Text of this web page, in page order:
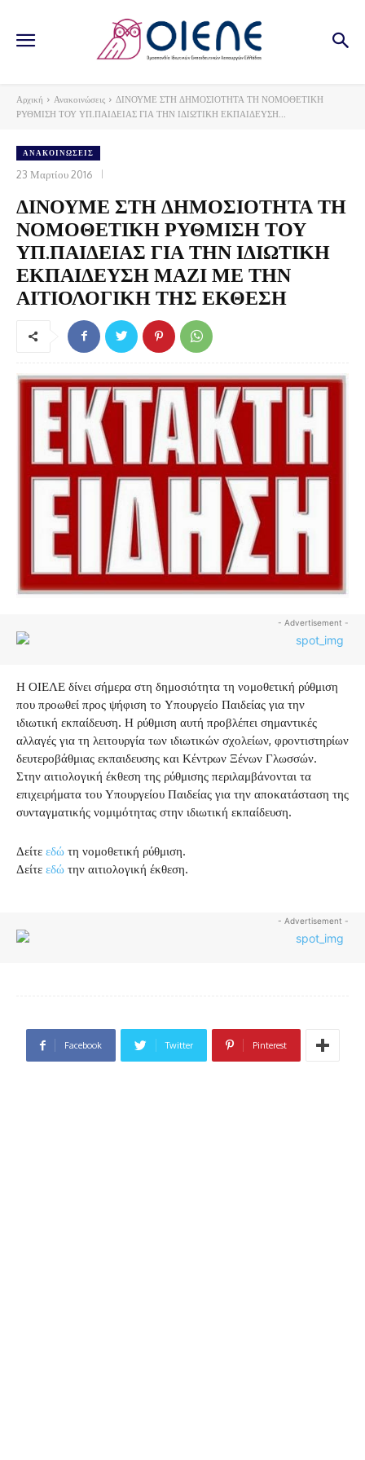
Αρχική Ανακοινώσεις
ΔΙΝΟΥΜΕ ΣΤΗ ΔΗΜΟΣΙΟΤΗΤΑ ΤΗ ΝΟΜΟΘΕΤΙΚΗ
ΡΥΘΜΙΣΗ ΤΟΥ ΥΠ.ΠΑΙΔΕΙΑΣ ΓΙΑ ΤΗΝ ΙΔΙΩΤΙΚΗ ΕΚΠΑΙΔΕΥΣΗ...
ΑΝΑΚΟΙΝΏΣΕΙΣ
23 Μαρτίου 2016
ΔΙΝΟΥΜΕ ΣΤΗ ΔΗΜΟΣΙΟΤΗΤΑ ΤΗ
ΝΟΜΟΘΕΤΙΚΗ ΡΥΘΜΙΣΗ ΤΟΥ
ΥΠ.ΠΑΙΔΕΙΑΣ ΓΙΑ ΤΗΝ ΙΔΙΩΤΙΚΗ
ΕΚΠΑΙΔΕΥΣΗ ΜΑΖΙ ΜΕ ΤΗΝ
ΑΙΤΙΟΛΟΓΙΚΗ ΤΗΣ ΕΚΘΕΣΗ
- Advertisement -
Η ΟΙΕΛΕ δίνει σήμερα στη δημοσιότητα τη νομοθετική ρύθμιση
που προωθεί προς ψήφιση το Υπουργείο Παιδείας για την
ιδιωτική εκπαίδευση. Η ρύθμιση αυτή προβλέπει σημαντικές
αλλαγές για τη λειτουργία των ιδιωτικών σχολείων, φροντιστηρίων
δευτεροβάθμιας εκπαιδευσης και Κέντρων Ξένων Γλωσσών.
Στην αιτιολογική έκθεση της ρύθμισης περιλαμβάνονται τα
επιχειρήματα του Υπουργείου Παιδείας για την αποκατάσταση της
συνταγματικής νομιμότητας στην ιδιωτική εκπαίδευση.
Δείτε εδώ τη νομοθετική ρύθμιση.
Δείτε εδώ την αιτιολογική έκθεση.
- Advertisement -
Facebook Twitter Pinterest